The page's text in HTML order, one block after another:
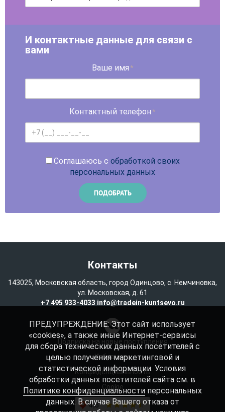
И контактные данные для связи с
вами
Ваше имя *
Контактный телефон *
Соглашаюсь с обработкой своих
персональных данных
Контакты
143025, Московская область, город Одинцово, с. Немчиновка,
ул. Московская, д. 61
+7 495 933-4033 info@tradein-kuntsevo.ru
Подписка на новые поступления
Избранное
Конфиденциальность
Cookie
ПРЕДУПРЕЖДЕНИЕ: Этот сайт использует
«cookies», а также иные Интернет-сервисы
для сбора технических данных посетителей с
целью получения маркетинговой и
статистической информации. Условия
обработки данных посетителей сайта см. в
Политике конфиденциальностиперсональных
данных. В случае Вашего отказа от